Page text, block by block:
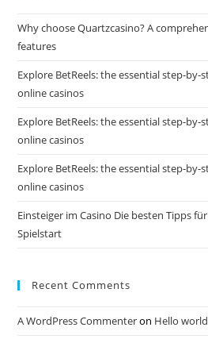
Why choose Quartzcasino? A
features
Explore BetReels: the essential step-by-
online casinos
Explore BetReels: the essential step-by-
online casinos
Explore BetReels: the essential step-by-
online casinos
Einsteiger im Casino Die besten Tipps
Spielstart
Recent Comments
A WordPress Commenteron Hello